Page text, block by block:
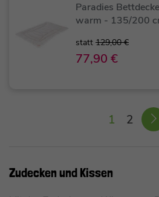
Paradies
warm - 135/200
statt 129,00 €
77,90 €
1 2
Zudecken und Kissen